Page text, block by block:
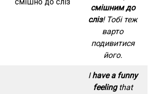
смішним до
сліз! Тобі теж
варто
подивитися
його.
Ihave a funny
feelingthat